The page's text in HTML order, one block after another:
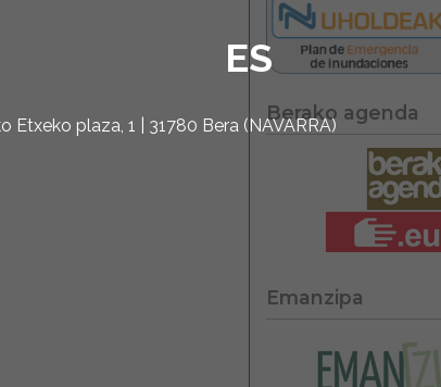
ES
Etxeko plaza, 1 | 31780 Bera (NAVARRA)
Berako agenda
Emanzipa